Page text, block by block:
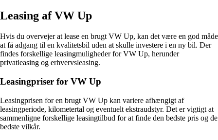
Leasing af VW Up
Hvis du overvejer at lease en brugt VW Up, kan det være en god måde
at få adgang til en kvalitetsbil uden at skulle investere i en ny bil. Der
findes forskellige leasingmuligheder for VW Up, herunder
privatleasing og erhvervsleasing.
Leasingpriser for VW Up
Leasingprisen for en brugt VW Up kan variere afhængigt af
leasingperiode, kilometertal og eventuelt ekstraudstyr. Det er vigtigt at
sammenligne forskellige leasingtilbud for at finde den bedste pris og de
bedste vilkår.